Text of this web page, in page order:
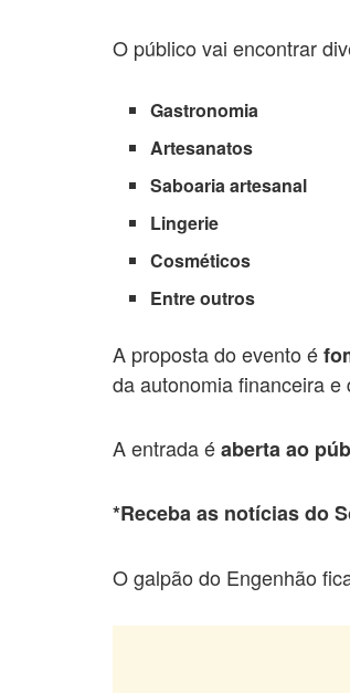
O público vai encontrar
Gastronomia
Artesanatos
Saboaria artesanal
Lingerie
Cosméticos
Entre outros
A proposta do evento é
da autonomia financeira
A entrada éaberta ao
*Receba as notícias do
O galpão do Engenhão